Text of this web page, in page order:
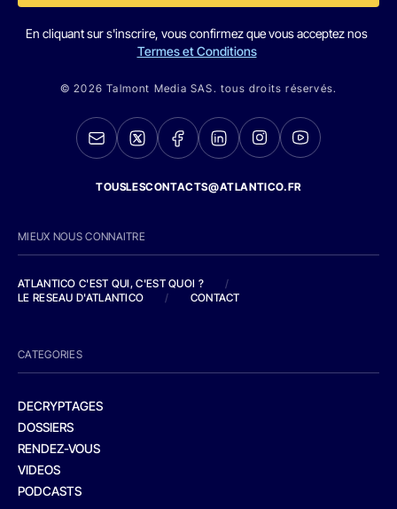
En cliquant sur s'inscrire, vous confirmez que vous acceptez nos
Termes et Conditions
© 2026 Talmont Media SAS. tous droits réservés.
TOUSLESCONTACTS@ATLANTICO.FR
MIEUX NOUS CONNAITRE
ATLANTICO C'EST QUI, C'EST QUOI ?
/
LE RESEAU D'ATLANTICO
/ CONTACT
CATEGORIES
DECRYPTAGES
DOSSIERS
RENDEZ-VOUS
VIDEOS
PODCASTS